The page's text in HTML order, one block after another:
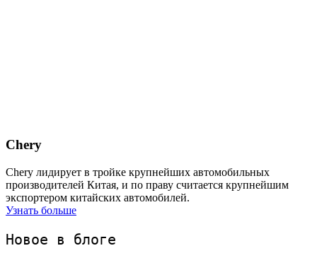
Chery
Chery лидирует в тройке крупнейших автомобильных
производителей Китая, и по праву считается крупнейшим
экспортером китайских автомобилей.
Узнать больше
Новое в блоге